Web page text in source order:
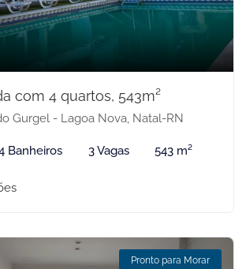
com 4 quartos, 543m²
Gurgel - Lagoa Nova, Natal-RN
Banheiros 3 Vagas 543 m²
Pronto para Morar